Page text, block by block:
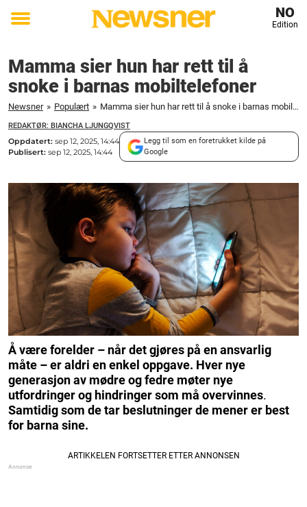
Toggle
NO
Edition
Mamma sier hun har rett til å
snoke i barnas mobiltelefoner
Newsner » Populært » Mamma sier hun har rett til å snoke i barnas mobiltelefoner
REDAKTØR: BIANCHA LJUNGQVIST
Oppdatert: sep 12, 2025, 14:44
Publisert: sep 12, 2025, 14:44
Legg til som en foretrukket kilde på
Google
Å være forelder – når det gjøres på en ansvarlig
måte – er aldri en enkel oppgave. Hver nye
generasjon av mødre og fedre møter nye
utfordringer og hindringer som må overvinnes.
Samtidig som de tar beslutninger de mener er best
for barna sine.